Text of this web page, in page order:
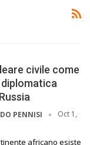
civile come
PENNISI
Oct 1,
africano esiste